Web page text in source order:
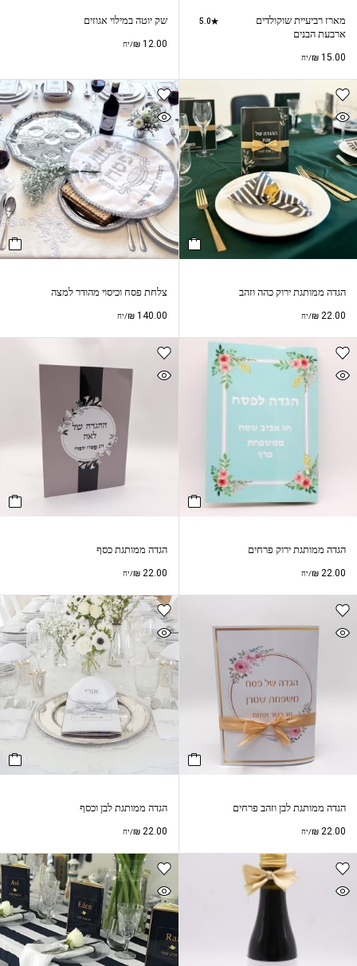
מארז רביעיית שוקולדים
ארבעת הבנים
5.0
₪ 15.00 /יח
שק יוטה במילוי אגוזים
₪12.00 /יח
הגדה ממותגת ירוק כהה וזהב
₪ 22.00 /יח
צלחת פסח וכיסוי מהודר למצה
₪140.00 /יח
הגדה ממותגת ירוק פרחים
₪ 22.00 /יח
הגדה ממותגת כסף
₪22.00 /יח
הגדה ממותגת לבן וזהב פרחים
₪ 22.00 /יח
הגדה ממותגת לבן וכסף
₪22.00 /יח